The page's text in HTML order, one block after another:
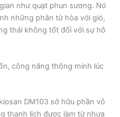
như quạt phun sương. Nó
những phân tử hòa với gió,
thái không tốt đối với sự hô
công năng thông minh lúc
DM103 sở hữu phần vỏ
thanh lịch được làm từ nhựa